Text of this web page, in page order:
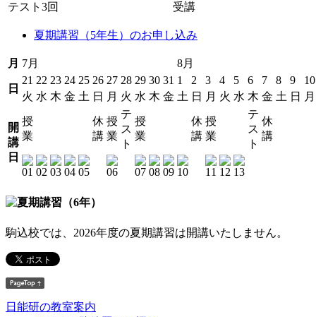
テスト3回
受講
夏期講習（5年生）のお申し込み
月 7月 8月
日
21 22 23 24 25 26 27 28 29 30 31 1 2 3 4 5 6 7 8 9
10
火 水 木 金 土 日 月 火 水 木 金 土 日 月 火 水 木 金 土 日 月
開
講
日
授
業
休
講
授
業
テ
ス
ト
授
業
休
講
授
業
テ
ス
ト
休
講
駒込校では、2026年度の夏期講習は開講いたしません。
日能研の教室案内